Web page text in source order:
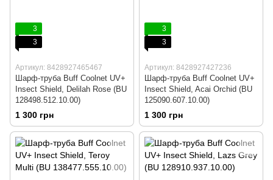
3
3
Артикул: 8428927465467
Шарф-труба Buff Coolnet UV+
Insect Shield, Delilah Rose (BU
128498.512.10.00)
1 300 грн
3
3
Артикул: 8428927427236
Шарф-труба Buff Coolnet UV+
Insect Shield, Acai Orchid (BU
125090.607.10.00)
1 300 грн